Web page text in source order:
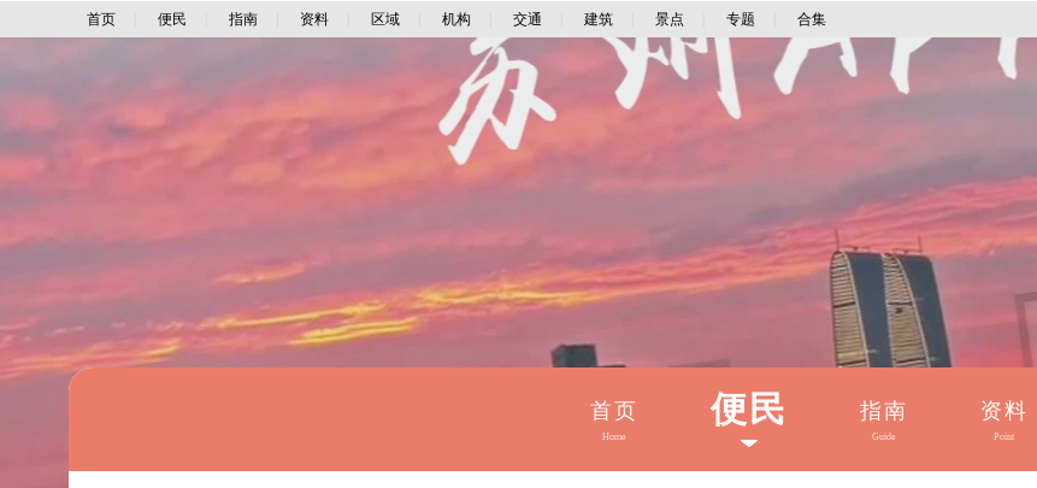
首页 便民 指南 资料 区域 机构 交通 建筑 景点 专题 合集
首页
Home
便民 指南
Guide
资料
Point